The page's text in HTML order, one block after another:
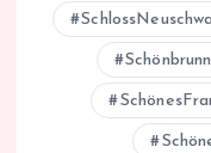
Schönbrunn